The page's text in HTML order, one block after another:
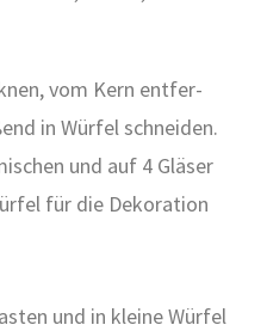
vom Kern ent­fer­
in Wür­fel schnei­den.
und auf 4 Glä­ser
für die Deko­ra­ti­on
und in klei­ne Wür­fel